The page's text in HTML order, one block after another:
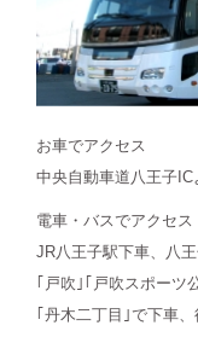
お車でアクセス
中央自動車道八王子IC
電車・バスでアクセス
JR八王子駅下車、八
｢戸吹｣｢戸吹スポーツ
｢丹木二丁目｣で下車